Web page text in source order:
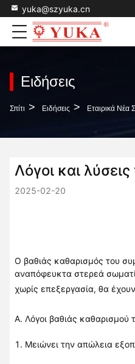
yuka@szyuka.cn
Ειδήσεις
Σπίτι > Ειδήσεις > Εταιρικά Νέα Σχετικά Με Λόγοι
Λόγοι και
2025-02-20
Ο βαθιάς καθαρισμός του
αναπόφευκτα στερεά
χωρίς επεξεργασία, θα
Α. Λόγοι βαθιάς καθαρισμού
1. Μειώνει την απώλεια